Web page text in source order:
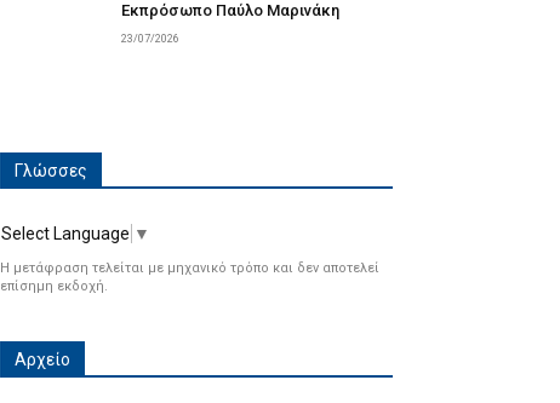
Εκπρόσωπο Παύλο Μαρινάκη
23/07/2026
Γλώσσες
Select Language ▼
Η μετάφραση τελείται με μηχανικό τρόπο και δεν αποτελεί
επίσημη εκδοχή.
Αρχείο